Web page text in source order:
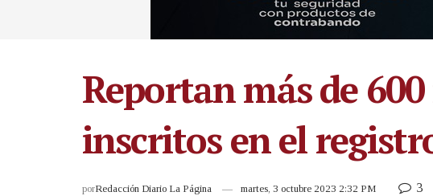
Reportan más de
inscritos en el
porRedacción Diario La Página martes, 3 octubre 2023 2:32 PM 3